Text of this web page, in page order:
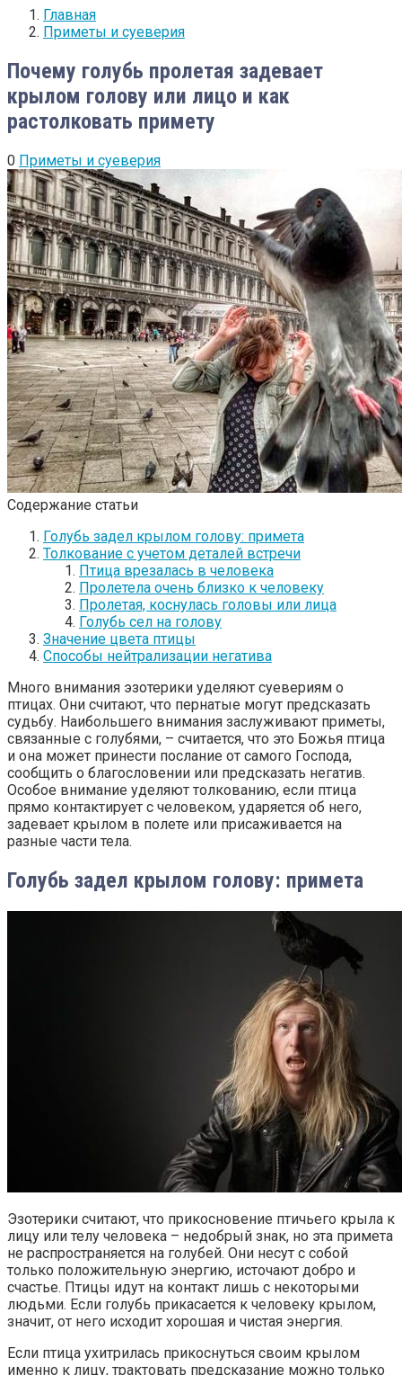
Главная
Приметы и суеверия
Почему голубь пролетая задевает
крылом голову или лицо и как
растолковать примету
0 Приметы и суеверия
Содержание статьи
Голубь задел крылом голову: примета
Толкование с учетом деталей встречи
Птица врезалась в человека
Пролетела очень близко к человеку
Пролетая, коснулась головы или лица
Голубь сел на голову
Значение цвета птицы
Способы нейтрализации негатива
Много внимания эзотерики уделяют суевериям о
птицах. Они считают, что пернатые могут предсказать
судьбу. Наибольшего внимания заслуживают приметы,
связанные с голубями, – считается, что это Божья птица
и она может принести послание от самого Господа,
сообщить о благословении или предсказать негатив.
Особое внимание уделяют толкованию, если птица
прямо контактирует с человеком, ударяется об него,
задевает крылом в полете или присаживается на
разные части тела.
Голубь задел крылом голову: примета
Эзотерики считают, что прикосновение птичьего крыла к
лицу или телу человека – недобрый знак, но эта примета
не распространяется на голубей. Они несут с собой
только положительную энергию, источают добро и
счастье. Птицы идут на контакт лишь с некоторыми
людьми. Если голубь прикасается к человеку крылом,
значит, от него исходит хорошая и чистая энергия.
Если птица ухитрилась прикоснуться своим крылом
именно к лицу, трактовать предсказание можно только